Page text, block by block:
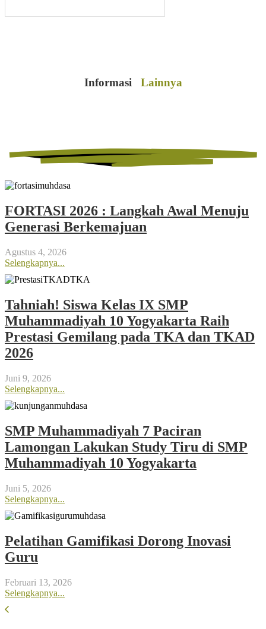
Informasi Lainnya
FORTASI 2026 : Langkah Awal Menuju
Generasi Berkemajuan
Agustus 4, 2026
Selengkapnya...
Tahniah! Siswa Kelas IX SMP
Muhammadiyah 10 Yogyakarta Raih
Prestasi Gemilang pada TKA dan TKAD
2026
Juni 9, 2026
Selengkapnya...
SMP Muhammadiyah 7 Paciran
Lamongan Lakukan Study Tiru di SMP
Muhammadiyah 10 Yogyakarta
Juni 5, 2026
Selengkapnya...
Pelatihan Gamifikasi Dorong Inovasi
Guru
Februari 13, 2026
Selengkapnya...